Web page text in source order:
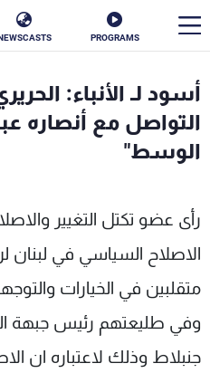
PROGRAMS
أسود لـ الأنباء:
التواصل مع أنصاره
الوسط"
رأى عضو تكتل التغيير
الاصلاح السياسي في
متقلبين في الخيارات
وفي طليعتهم رئيس جبهة
جنبلاط وذلك لاعتباره ان
en
الأخبار
سياسة
إقتصاد
منوعات
كأس العالم